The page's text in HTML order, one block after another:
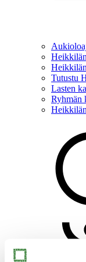
Tutustu
Lasten
Ryhmän